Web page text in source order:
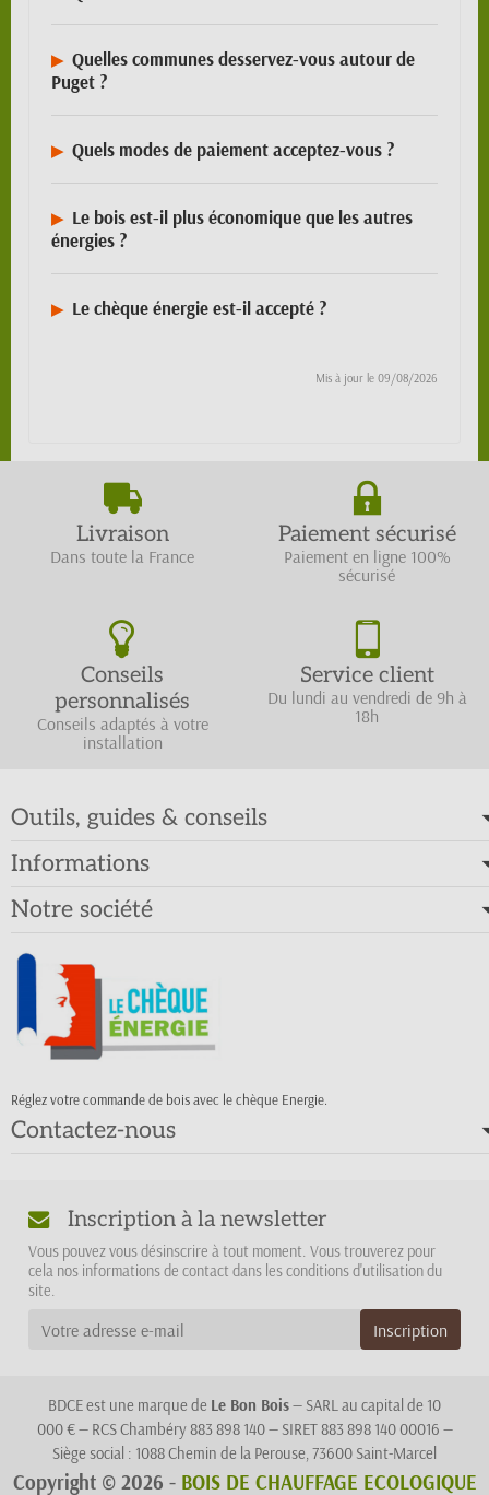
Quelles communes desservez-vous autour de
Puget ?
Quels modes de paiement acceptez-vous ?
Le bois est-il plus économique que les autres
énergies ?
Le chèque énergie est-il accepté ?
Mis à jour le 09/08/2026
Livraison
Dans toute la France
Paiement sécurisé
Paiement en ligne 100%
sécurisé
Conseils
personnalisés
Conseils adaptés à votre
installation
Service client
Du lundi au vendredi de 9h à
18h
Outils, guides & conseils
Informations
Notre société
Réglez votre commande de bois avec le chèque Energie.
Contactez-nous
Inscription à la newsletter
Vous pouvez vous désinscrire à tout moment. Vous trouverez pour
cela nos informations de contact dans les conditions d'utilisation du
site.
BDCE est une marque de Le Bon Bois— SARL au capital de 10
000 € — RCS Chambéry 883 898 140 — SIRET 883 898 140 00016 —
Siège social : 1088 Chemin de la Perouse, 73600 Saint-Marcel
Copyright © 2026 - BOIS DE CHAUFFAGE ECOLOGIQUE